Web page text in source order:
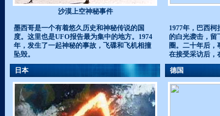
沙漠上空神秘事件
墨西哥是一个有着悠久历史和神秘传说的国
度。这里也是UFO报告最为集中的地方。1974
年，发生了一起神秘的事故，飞碟和飞机相撞
坠毁。
日本
1977年，巴西
的白光袭击，留
圈。二十年后，
在接受采访后，
德国